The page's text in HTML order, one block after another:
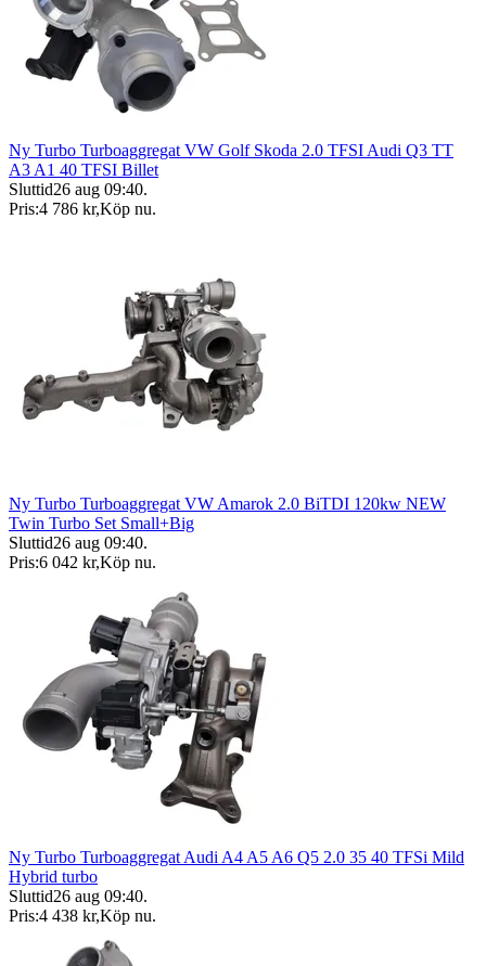
Ny Turbo Turboaggregat VW Golf Skoda 2.0 TFSI Audi Q3 TT
A3 A1 40 TFSI Billet
Sluttid26 aug 09:40.
Pris:4 786 kr,Köp nu.
Ny Turbo Turboaggregat VW Amarok 2.0 BiTDI 120kw NEW
Twin Turbo Set Small+Big
Sluttid26 aug 09:40.
Pris:6 042 kr,Köp nu.
Ny Turbo Turboaggregat Audi A4 A5 A6 Q5 2.0 35 40 TFSi Mild
Hybrid turbo
Sluttid26 aug 09:40.
Pris:4 438 kr,Köp nu.